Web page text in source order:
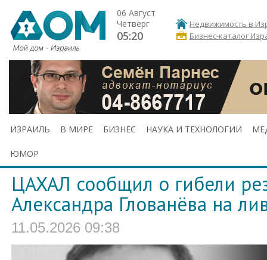
06 Август
Четверг
05:20
Недвижимость в
Бизнес-каталог
ИЗРАИЛЬ В МИРЕ БИЗНЕС НАУКА И ТЕХНОЛОГИИ
ЮМОР
ЦАХАЛ сообщил о гибели
Александра Глованёва на
11.05.2026 09:38